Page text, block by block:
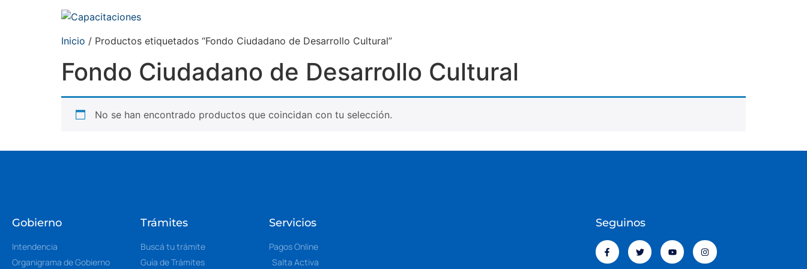
Inicio / Productos etiquetados “Fondo Ciudadano de Desarrollo Cultural”
Fondo Ciudadano de Desarrollo Cultural
No se han encontrado productos que coincidan con tu selección.
Gobierno
Intendencia
Organigrama de Gobierno
Trámites
Buscá tu trámite
Guía de Trámites
Servicios
Pagos Online
Salta Activa
Seguinos